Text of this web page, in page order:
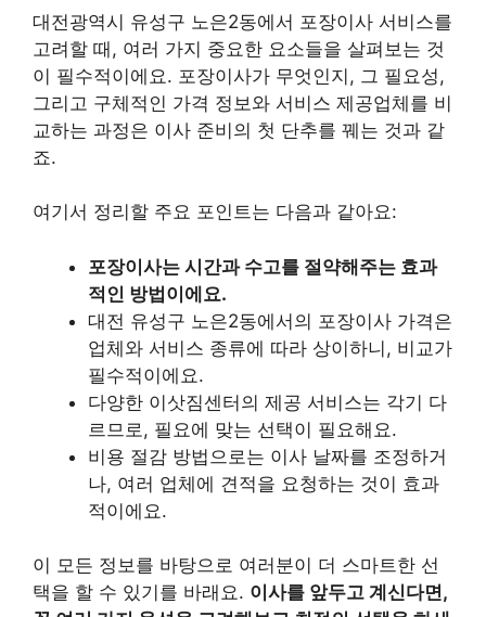
대전광역시 유성구 노은2동에서 포장이사 서비스를
고려할 때, 여러 가지 중요한 요소들을 살펴보는 것
이 필수적이에요. 포장이사가 무엇인지, 그 필요성,
그리고 구체적인 가격 정보와 서비스 제공업체를 비
교하는 과정은 이사 준비의 첫 단추를 꿰는 것과 같
죠.
여기서 정리할 주요 포인트는 다음과 같아요:
포장이사는 시간과 수고를 절약해주는 효과
적인 방법이에요.
대전 유성구 노은2동에서의 포장이사 가격은
업체와 서비스 종류에 따라 상이하니, 비교가
필수적이에요.
다양한 이삿짐센터의 제공 서비스는 각기 다
르므로, 필요에 맞는 선택이 필요해요.
비용 절감 방법으로는 이사 날짜를 조정하거
나, 여러 업체에 견적을 요청하는 것이 효과
적이에요.
이 모든 정보를 바탕으로 여러분이 더 스마트한 선
택을 할 수 있기를 바래요. 이사를 앞두고 계신다면,